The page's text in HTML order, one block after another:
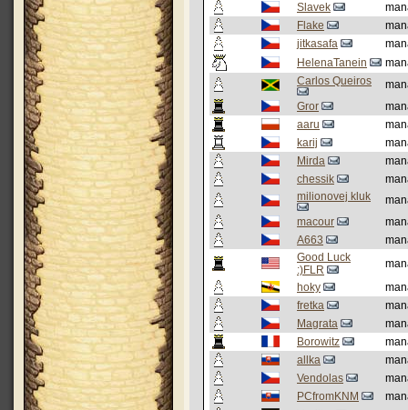
Slavek
Flake
jitkasafa
HelenaTanein
Carlos Queiros
Gror
aaru
karij
Mirda
chessik
milionovej kluk
macour
A663
Good Luck
:)FLR
hoky
fretka
Magrata
Borowitz
allka
Vendolas
PCfromKNM